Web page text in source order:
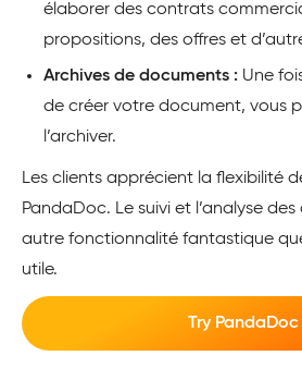
élaborer des contrats
propositions, des offres et
Archives de documents : Une
de créer votre document, vous
l’archiver.
Les clients apprécient la flexibilité
PandaDoc. Le suivi et l’analyse
autre fonctionnalité fantastique
utile.
Try PandaDoc